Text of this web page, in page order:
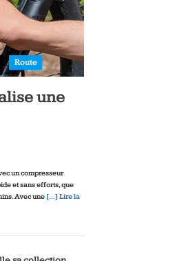
Route
une
un compresseur
et sans efforts, que
Avec une […] Lire la